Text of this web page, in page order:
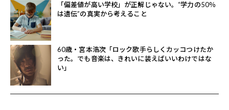
「偏差値が高い学校」が正解じゃない。“学力の50％
は遺伝”の真実から考えること
60歳・宮本浩次「ロック歌手らしくカッコつけたか
った。でも音楽は、きれいに装えばいいわけではな
い」